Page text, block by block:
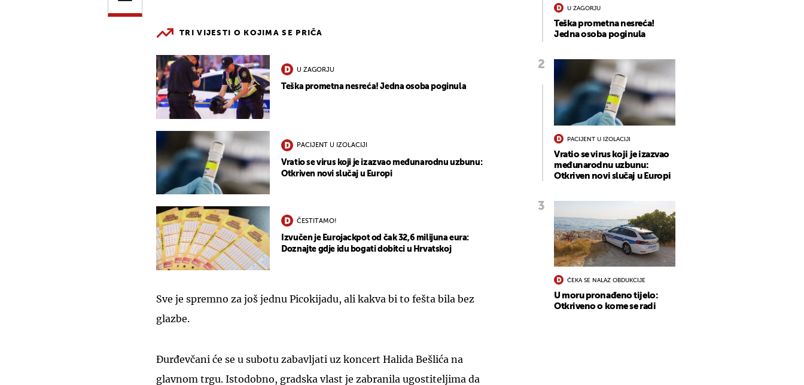
TRI VIJESTI O KOJIMA SE PRIČA
U ZAGORJU
Teška prometna nesreća! Jedna osoba poginula
PACIJENT U IZOLACIJI
Vratio se virus koji je izazvao međunarodnu uzbunu:
Otkriven novi slučaj u Europi
ČESTITAMO!
Izvučen je Eurojackpot od čak 32,6 milijuna eura:
Doznajte gdje idu bogati dobitci u Hrvatskoj
Sve je spremno za još jednu Picokijadu, ali kakva bi to fešta bila bez
glazbe.
Đurđevčani će se u subotu zabavljati uz koncert Halida Bešlića na
glavnom trgu. Istodobno, gradska vlast je zabranila ugostiteljima da
U ZAGORJU
Teška prometna nesreća!
Jedna osoba poginula
PACIJENT U IZOLACIJI
Vratio se virus koji je izazvao
međunarodnu uzbunu:
Otkriven novi slučaj u Europi
ČEKA SE NALAZ OBDUKCIJE
U moru pronađeno tijelo:
Otkriveno o kome se radi